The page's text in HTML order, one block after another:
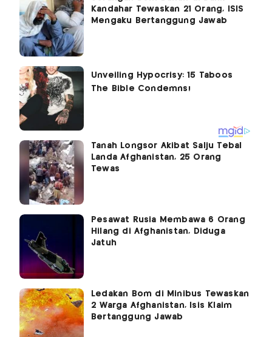
Kandahar Tewaskan 21 Orang, ISIS
Mengaku Bertanggung Jawab
Tanah Longsor Akibat Salju Tebal
Landa Afghanistan, 25 Orang
Tewas
Pesawat Rusia Membawa 6 Orang
Hilang di Afghanistan, Diduga
Jatuh
Ledakan Bom di Minibus Tewaskan
2 Warga Afghanistan, Isis Klaim
Bertanggung Jawab